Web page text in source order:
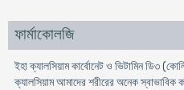
ফার্মাকোলজি
ইহা ক্যালসিয়াম কার্বোনেট ও ভিটামিন ডি৩
ক্যালসিয়াম আমাদের শরীরের অনেক